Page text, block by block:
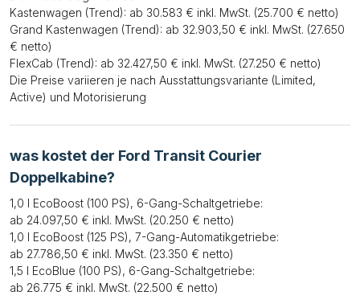
Kastenwagen (Trend): ab 30.583 € inkl. MwSt. (25.700 € netto)
Grand Kastenwagen (Trend): ab 32.903,50 € inkl. MwSt. (27.650
€ netto)
FlexCab (Trend): ab 32.427,50 € inkl. MwSt. (27.250 € netto)
Die Preise variieren je nach Ausstattungsvariante (Limited,
Active) und Motorisierung
was kostet der Ford Transit Courier
Doppelkabine?
1,0 l EcoBoost (100 PS), 6-Gang-Schaltgetriebe:
ab 24.097,50 € inkl. MwSt. (20.250 € netto)
1,0 l EcoBoost (125 PS), 7-Gang-Automatikgetriebe:
ab 27.786,50 € inkl. MwSt. (23.350 € netto)
1,5 l EcoBlue (100 PS), 6-Gang-Schaltgetriebe:
ab 26.775 € inkl. MwSt. (22.500 € netto)